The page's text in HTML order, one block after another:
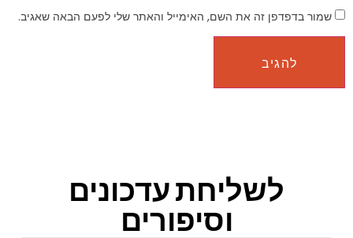
שמור בדפדפן זה את השם, האימייל והאתר שלי לפעם הבאה שאגיב.
לשליחת עדכונים
וסיפורים